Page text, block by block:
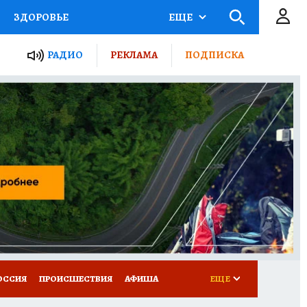
ЗДОРОВЬЕ
РОССИИ
ПУТЕВОДИТЕЛЬ
ТУРИЗМ
ПОТРЕБИТЕЛЯ ВСЕ О КП
ЕЩЕ
РАДИО РЕКЛАМА ПОДПИСКА
ПРОИСШЕСТВИЯ АФИША ЕЩЕ